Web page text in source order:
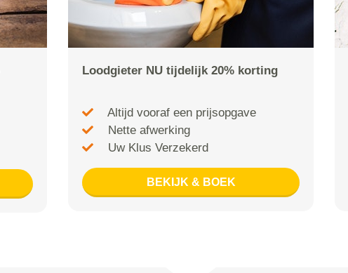
Loodgieter NU tijdelijk 20% korting
Altijd vooraf een prijsopgave
Nette afwerking
Uw Klus Verzekerd
BEKIJK & BOEK